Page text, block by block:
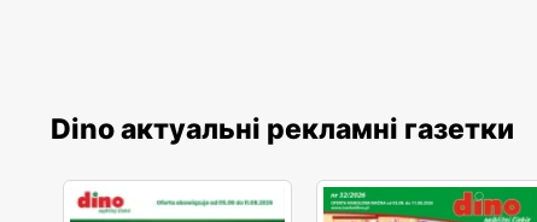
Dino актуальні рекламні газетки